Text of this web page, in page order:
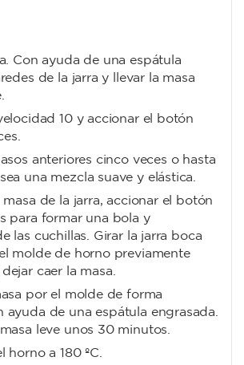
Con ayuda de una espátula
de la jarra y llevar la masa
10 y accionar el botón
anteriores cinco veces o hasta
una mezcla suave y elástica.
masa de la jarra, accionar el botón
para formar una bola y
las cuchillas. Girar la jarra boca
molde de horno previamente
caer la masa.
por el molde de forma
ayuda de una espátula engrasada.
leve unos 30 minutos.
horno a 180 ºC.